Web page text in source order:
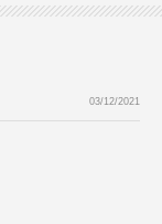
03/12/2021